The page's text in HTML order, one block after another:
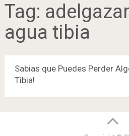
Tag:
agua tibia
Sabias que Puedes Perder
Tibia!